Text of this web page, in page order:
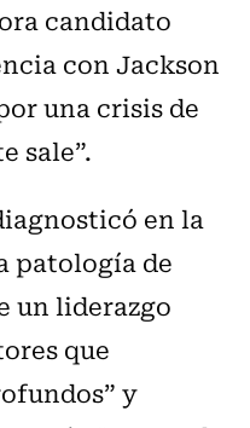
candidato
con Jackson
una crisis de
sale”.
en la
patología de
un liderazgo
que
y